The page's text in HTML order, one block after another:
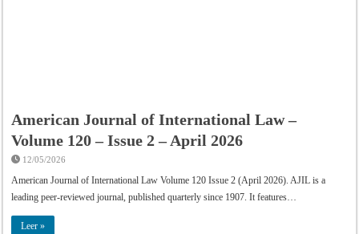
American Journal of International Law –
Volume 120 – Issue 2 – April 2026
12/05/2026
American Journal of International Law Volume 120 Issue 2 (April 2026). AJIL is a
leading peer-reviewed journal, published quarterly since 1907. It features…
Leer »